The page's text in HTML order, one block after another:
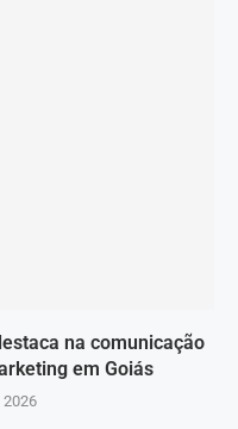
na comunicação
em Goiás
2026